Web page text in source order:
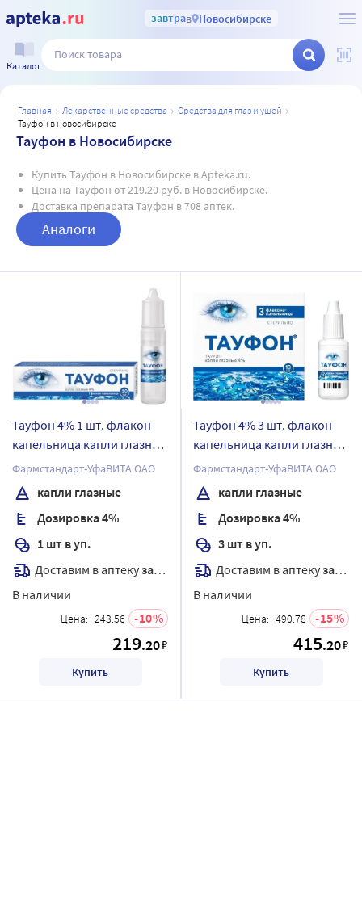
завтрав Новосибирске
Каталог
главная лекарственные средства
средства для глаз и ушей
тауфон в новосибирске
Тауфон в Новосибирске
Купить Тауфон в Новосибирске в Apteka.ru.
Цена на Тауфон от 219.20 руб. в Новосибирске.
Доставка препарата Тауфон в 708 аптек.
Аналоги
Тауфон 4% 1 шт. флакон-
капельница капли глазные
10 мл
Фармстандарт-УфаВИТА ОАО
капли глазные
Дозировка 4%
1 шт в уп.
Доставим в аптекузавтра
В наличии
Цена: 243.56 10
219.20₽
Купить
Тауфон 4% 3 шт. флакон-
капельница капли глазные
10 мл
Фармстандарт-УфаВИТА ОАО
капли глазные
Дозировка 4%
3 шт в уп.
Доставим в аптекузавтра
В наличии
Цена: 490.78 15
415.20₽
Купить